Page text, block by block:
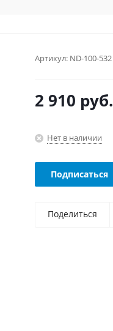
Артикул: ND-100-532
2 910 руб.
Нет в наличии
Подписаться
Поделиться